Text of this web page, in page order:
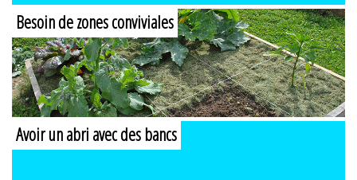
Besoin de zones conviviales
Avoir un abri avec des bancs